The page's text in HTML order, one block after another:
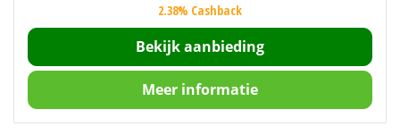
2.38% Cashback
Bekijk aanbieding
Meer informatie